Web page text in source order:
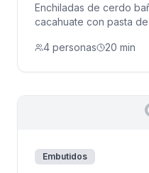
Enchiladas de cerdo
cacahuate con pasta
4 personas
20 min
Embutidos